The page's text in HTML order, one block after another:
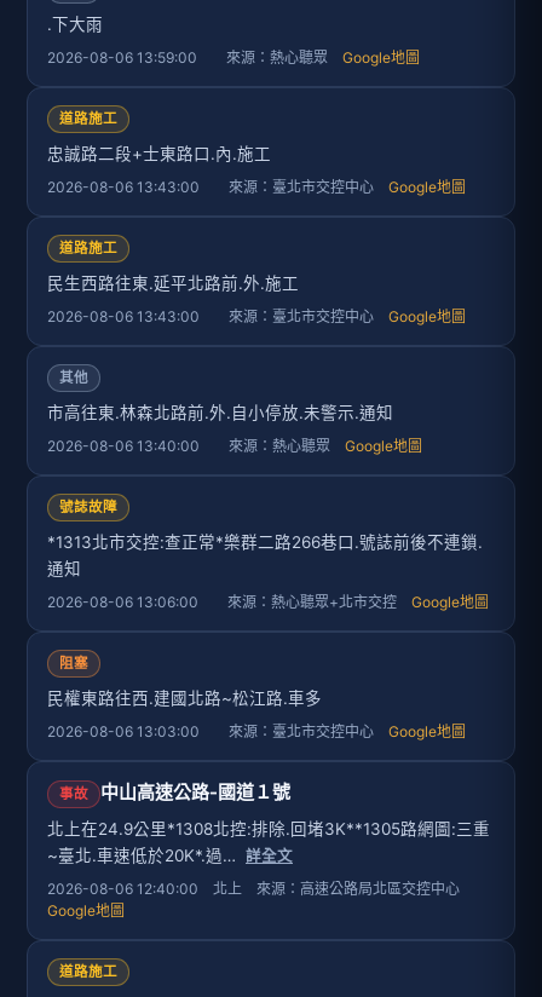
.下大雨
2026-08-06 13:59:00 來源：熱心聽眾 Google地圖
道路施工
忠誠路二段+士東路口.內.施工
2026-08-06 13:43:00 來源：臺北市交控中心 Google地圖
道路施工
民生西路往東.延平北路前.外.施工
2026-08-06 13:43:00 來源：臺北市交控中心 Google地圖
其他
市高往東.林森北路前.外.自小停放.未警示.通知
2026-08-06 13:40:00 來源：熱心聽眾 Google地圖
號誌故障
*1313北市交控:查正常*樂群二路266巷口.號誌前後不連鎖.
通知
2026-08-06 13:06:00 來源：熱心聽眾+北市交控 Google地圖
阻塞
民權東路往西.建國北路~松江路.車多
2026-08-06 13:03:00 來源：臺北市交控中心 Google地圖
事故 中山高速公路-國道１號
北上在24.9公里*1308北控:排除.回堵3K**1305路網圖:三重
~臺北.車速低於20K*.過… 詳全文
2026-08-06 12:40:00 北上 來源：高速公路局北區交控中心
Google地圖
道路施工